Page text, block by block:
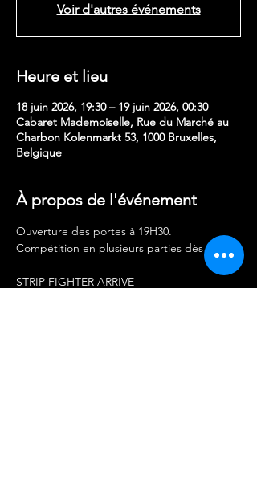
Voir d'autres événements
Heure et lieu
18 juin 2026, 19:30 – 19 juin 2026, 00:30
Cabaret Mademoiselle, Rue du Marché au
Charbon Kolenmarkt 53, 1000 Bruxelles,
Belgique
À propos de l'événement
Ouverture des portes à 19H30.
Compétition en plusieurs parties dès 20h30.
STRIP FIGHTER ARRIVE